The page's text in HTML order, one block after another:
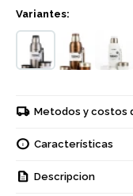
Variantes:
Metodos y costos
Características
Descripcion